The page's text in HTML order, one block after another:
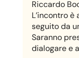
Riccardo
L’incontro
seguito da
Saranno
dialogare e